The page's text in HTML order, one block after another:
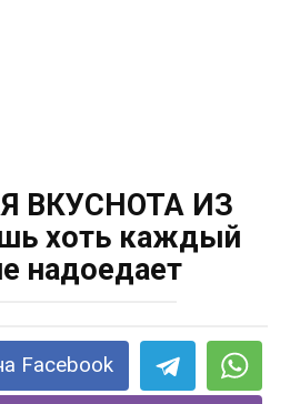
ВКУСНОТА ИЗ
хоть каждый
надоедает
Facebook